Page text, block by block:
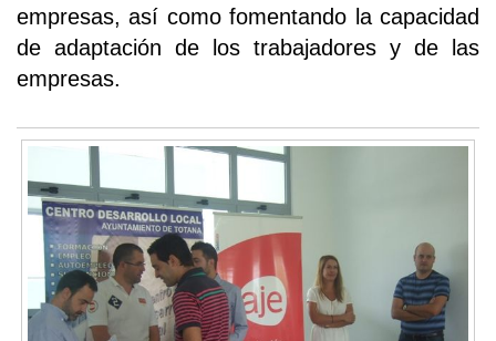
empresas, así como fomentando la capacidad
de adaptación de los trabajadores y de las
empresas.